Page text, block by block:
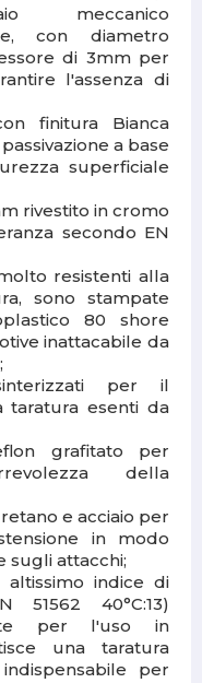
meccanico
con diametro
di 3mm per
l'assenza di
finitura Bianca
a base
superficiale
rivestito in cromo
secondo EN
resistenti alla
sono stampate
80 shore
inattacabile da
per il
taratura esenti da
grafitato per
della
e acciaio per
in modo
sugli attacchi;
altissimo indice di
51562 40°C:13)
per l'uso in
una taratura
per